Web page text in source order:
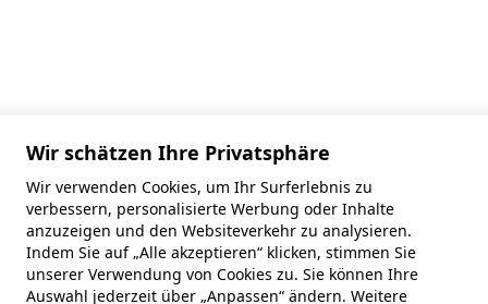
Wir schätzen Ihre Privatsphäre
Wir verwenden Cookies, um Ihr Surferlebnis zu
verbessern, personalisierte Werbung oder Inhalte
anzuzeigen und den Websiteverkehr zu analysieren.
Indem Sie auf „Alle akzeptieren“ klicken, stimmen Sie
unserer Verwendung von Cookies zu. Sie können Ihre
Auswahl jederzeit über „Anpassen“ ändern. Weitere